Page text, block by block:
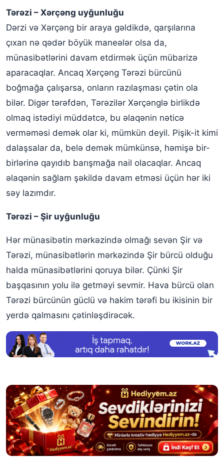
Tərəzi – Xərçəng uyğunluğu
Dərzi və Xərçəng bir araya gəldikdə, qarşılarına
çıxan nə qədər böyük maneələr olsa da,
münasibətlərini davam etdirmək üçün mübarizə
aparacaqlar. Ancaq Xərçəng Tərəzi bürcünü
boğmağa çalışarsa, onların razılaşması çətin ola
bilər. Digər tərəfdən, Tərəzilər Xərçənglə birlikdə
olmaq istədiyi müddətcə, bu əlaqənin nəticə
verməməsi demək olar ki, mümkün deyil. Pişik-it kimi
dalaşsalar da, belə demək mümkünsə, həmişə bir-
birlərinə qayıdıb barışmağa nail olacaqlar. Ancaq
əlaqənin sağlam şəkildə davam etməsi üçün hər iki
səy lazımdır.
Tərəzi – Şir uyğunluğu
Hər münasibətin mərkəzində olmağı sevən Şir və
Tərəzi, münasibətlərin mərkəzində Şir bürcü olduğu
halda münasibətlərini qoruya bilər. Çünki Şir
başqasının yolu ilə getməyi sevmir. Hava bürcü olan
Tərəzi bürcünün güclü və hakim tərəfi bu ikisinin bir
yerdə qalmasını çətinləşdirəcək.